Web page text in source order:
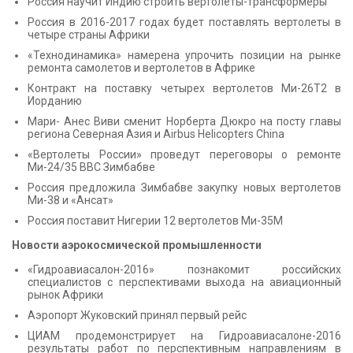
Россия в 2016-2017 годах будет поставлять вертолеты в
четыре страны Африки
«Технодинамика» намерена упрочить позиции на рынке
ремонта самолетов и вертолетов в Африке
Контракт на поставку четырех вертолетов Ми-26Т2 в
Иорданию
Мари- Анес Виви сменит Норберта Дюкро на посту главы
региона Северная Азия и Airbus Helicopters China
«Вертолеты России» проведут переговоры о ремонте
Ми-24/35 ВВС Зимбабве
Россия предложила Зимбабве закупку новых вертолетов
Ми-38 и «Ансат»
Россия поставит Нигерии 12 вертолетов Ми-35М
Новости аэрокосмической промышленности
«Гидроавиасалон-2016» познакомит российских
специалистов с перспективами выхода на авиационный
рынок Африки
Аэропорт Жуковский принял первый рейс
ЦИАМ продемонстрирует на Гидроавиасалоне-2016
результаты работ по перспективным направлениям в